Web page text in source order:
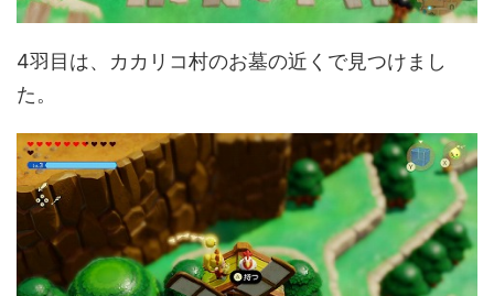
4羽目は、カカリコ村のお墓の近くで見つけまし
た。